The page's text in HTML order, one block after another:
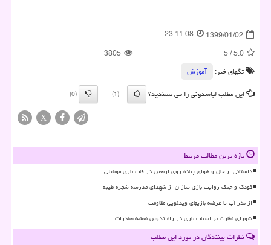
1399/01/02
23:11:08
5.0
/
5
3805
تگهای خبر:
آموزش
این مطلب لباسدونی را می پسندید؟
(1)
(0)
X
تازه ترین مطالب مرتبط
داستانی از حال و هوای پیاده روی اربعین در قاب بازی موبایلی
کودک و جنگ روایت بازی سازان از شهدای مدرسه شجره طیبه
از نذر آب تا عرضه بازیهای ویدئویی مقاومت
شورای نظارت بر اسباب بازی در راه تدوین نقشه صادرات
نظرات بینندگان در مورد این مطلب